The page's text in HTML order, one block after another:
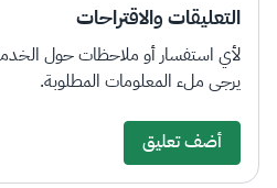
التعليقات والاقتراحات
لأي استفسار أو ملاحظات حول
يرجى ملء المعلومات المطلوبة.
أضف تعليق